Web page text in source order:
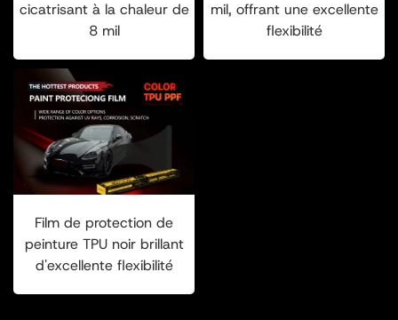
cicatrisant à la chaleur de
8 mil
mil, offrant une excellente
flexibilité
Film de protection de
peinture TPU noir brillant
d'excellente flexibilité